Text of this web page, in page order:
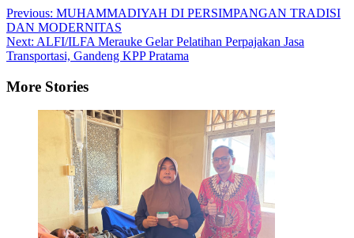
Post
navigation
Previous: MUHAMMADIYAH DI PERSIMPANGAN TRADISI
DAN MODERNITAS
Next: ALFI/ILFA Merauke Gelar Pelatihan Perpajakan Jasa
Transportasi, Gandeng KPP Pratama
More Stories